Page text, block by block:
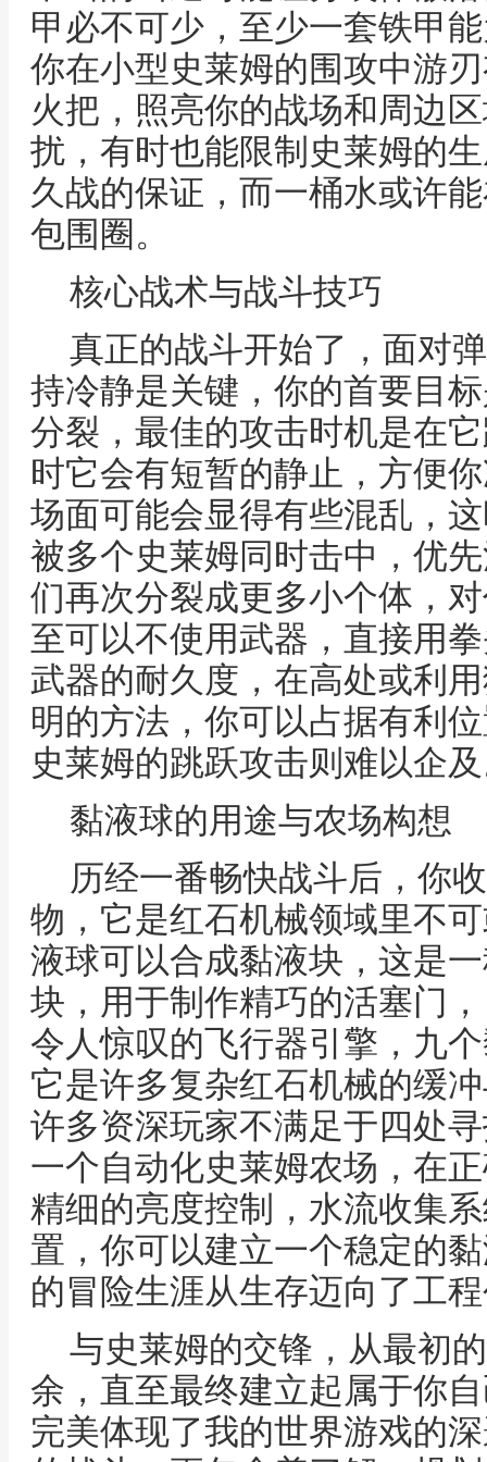
甲必不可少，至少一套铁甲
你在小型史莱姆的围攻中游
火把，照亮你的战场和周边
扰，有时也能限制史莱姆的
久战的保证，而一桶水或许
包围圈。
核心战术与战斗技巧
真正的战斗开始了，面对
持冷静是关键，你的首要目
分裂，最佳的攻击时机是在
时它会有短暂的静止，方便
场面可能会显得有些混乱，
被多个史莱姆同时击中，优
们再次分裂成更多小个体，
至可以不使用武器，直接用
武器的耐久度，在高处或利
明的方法，你可以占据有利
史莱姆的跳跃攻击则难以企
黏液球的用途与农场构想
历经一番畅快战斗后，你
物，它是红石机械领域里不
液球可以合成黏液块，这是
块，用于制作精巧的活塞门
令人惊叹的飞行器引擎，九
它是许多复杂红石机械的缓
许多资深玩家不满足于四处
一个自动化史莱姆农场，在
精细的亮度控制，水流收集
置，你可以建立一个稳定的
的冒险生涯从生存迈向了工
与史莱姆的交锋，从最初
余，直至最终建立起属于你
完美体现了我的世界游戏的